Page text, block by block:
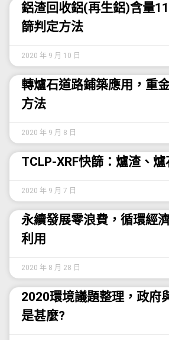
鋁渣回收鋁(再生鋁)含量
篩判定方法
2020 年 9 月 10 日
轉爐石道路鋪築應用，重
方法
2020 年 9 月 8 日
TCLP-XRF快篩：爐渣、爐
2020 年 9 月 7 日
永續發展零浪費，循環經
利用
2020 年 8 月 28 日
2020環境議題整理，政府
是甚麼?